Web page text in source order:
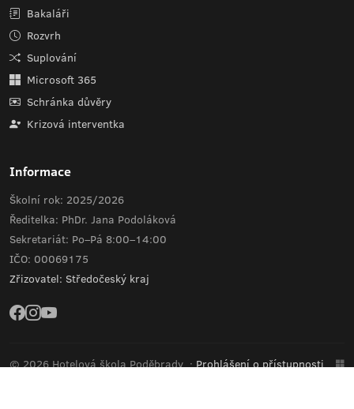
Bakaláři
Rozvrh
Suplování
Microsoft 365
Schránka důvěry
Krizová interventka
Informace
Školní rok: 2025/2026
Ředitelka: PhDr. Jana Podoláková
Sekretariát: Po–Pá 8:00–14:00
IČO: 00069175
Zřizovatel: Středočeský kraj
© 2026 Hotelová škola Poděbrady·Prohlášení o přístupnosti